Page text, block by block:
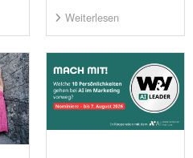
Weiterlesen